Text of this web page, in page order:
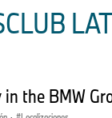
the BMW